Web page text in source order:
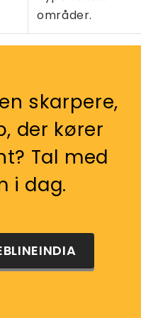
områder.
skarpere,
der kører
Tal med
i dag.